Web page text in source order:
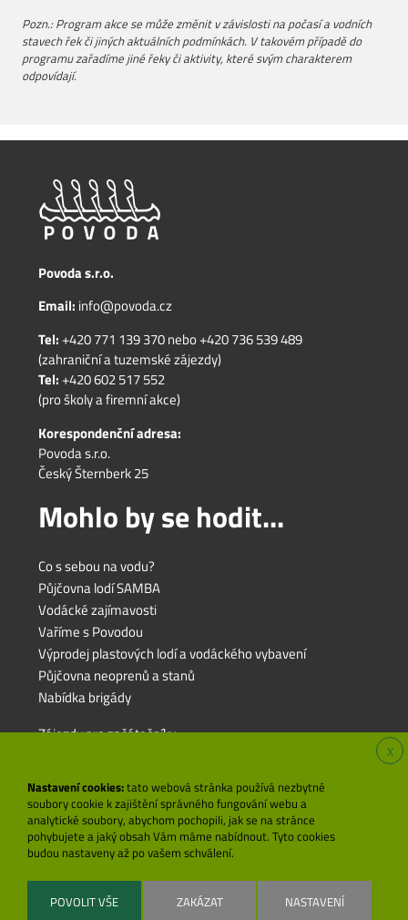
Pozn.: Program akce se může změnit v závislosti na počasí a vodních
stavech řek či jiných aktuálních podmínkách. V takovém případě do
programu zařadíme jiné řeky či aktivity, které svým charakterem
odpovídají.
Povoda s.r.o.
Email: info@povoda.cz
Tel:+420 771 139 370nebo+420 736 539 489
(zahraniční a tuzemské zájezdy)
Tel:+420 602 517 552
(pro školy a firemní akce)
Korespondenční adresa:
Povoda s.r.o.
Český Šternberk 25
Mohlo by se hodit...
Co s sebou na vodu?
Půjčovna lodí SAMBA
Vodácké zajímavosti
Vaříme s Povodou
Výprodej plastových lodí a vodáckého vybavení
Půjčovna neoprenů a stanů
Nabídka brigády
Zájezdy pro začátečníky
Zájezdy pro pokročilé
Cookies
X
Nastavení cookies:tato webová stránka používá nezbytné
soubory cookie k zajištění správného fungování webu a
analytické soubory, abychom pochopili, jak se na stránce
pohybujete a jaký obsah Vám máme nabídnout. Tyto cookies
budou nastaveny až po vašem schválení.
POVOLIT VŠE ZAKÁZAT NASTAVENÍ